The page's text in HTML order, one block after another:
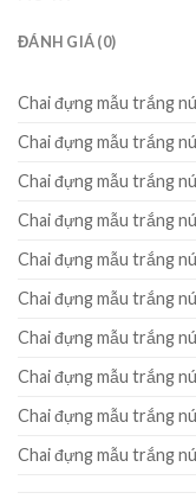
ĐÁNH GIÁ (0)
Chai đựng mẫu trắng
Chai đựng mẫu trắng
Chai đựng mẫu trắng
Chai đựng mẫu trắng
Chai đựng mẫu trắng
Chai đựng mẫu trắng
Chai đựng mẫu trắng
Chai đựng mẫu trắng
Chai đựng mẫu trắng
Chai đựng mẫu trắng